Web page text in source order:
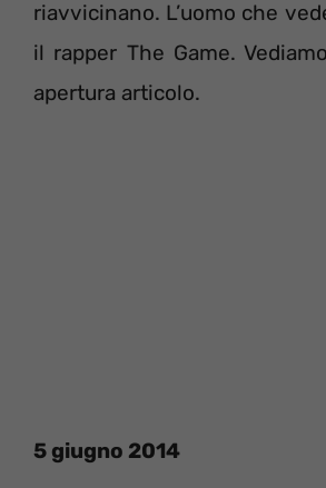
riavvicinano. L’uomo che
il rapper The Game.
apertura articolo.
5 giugno 2014